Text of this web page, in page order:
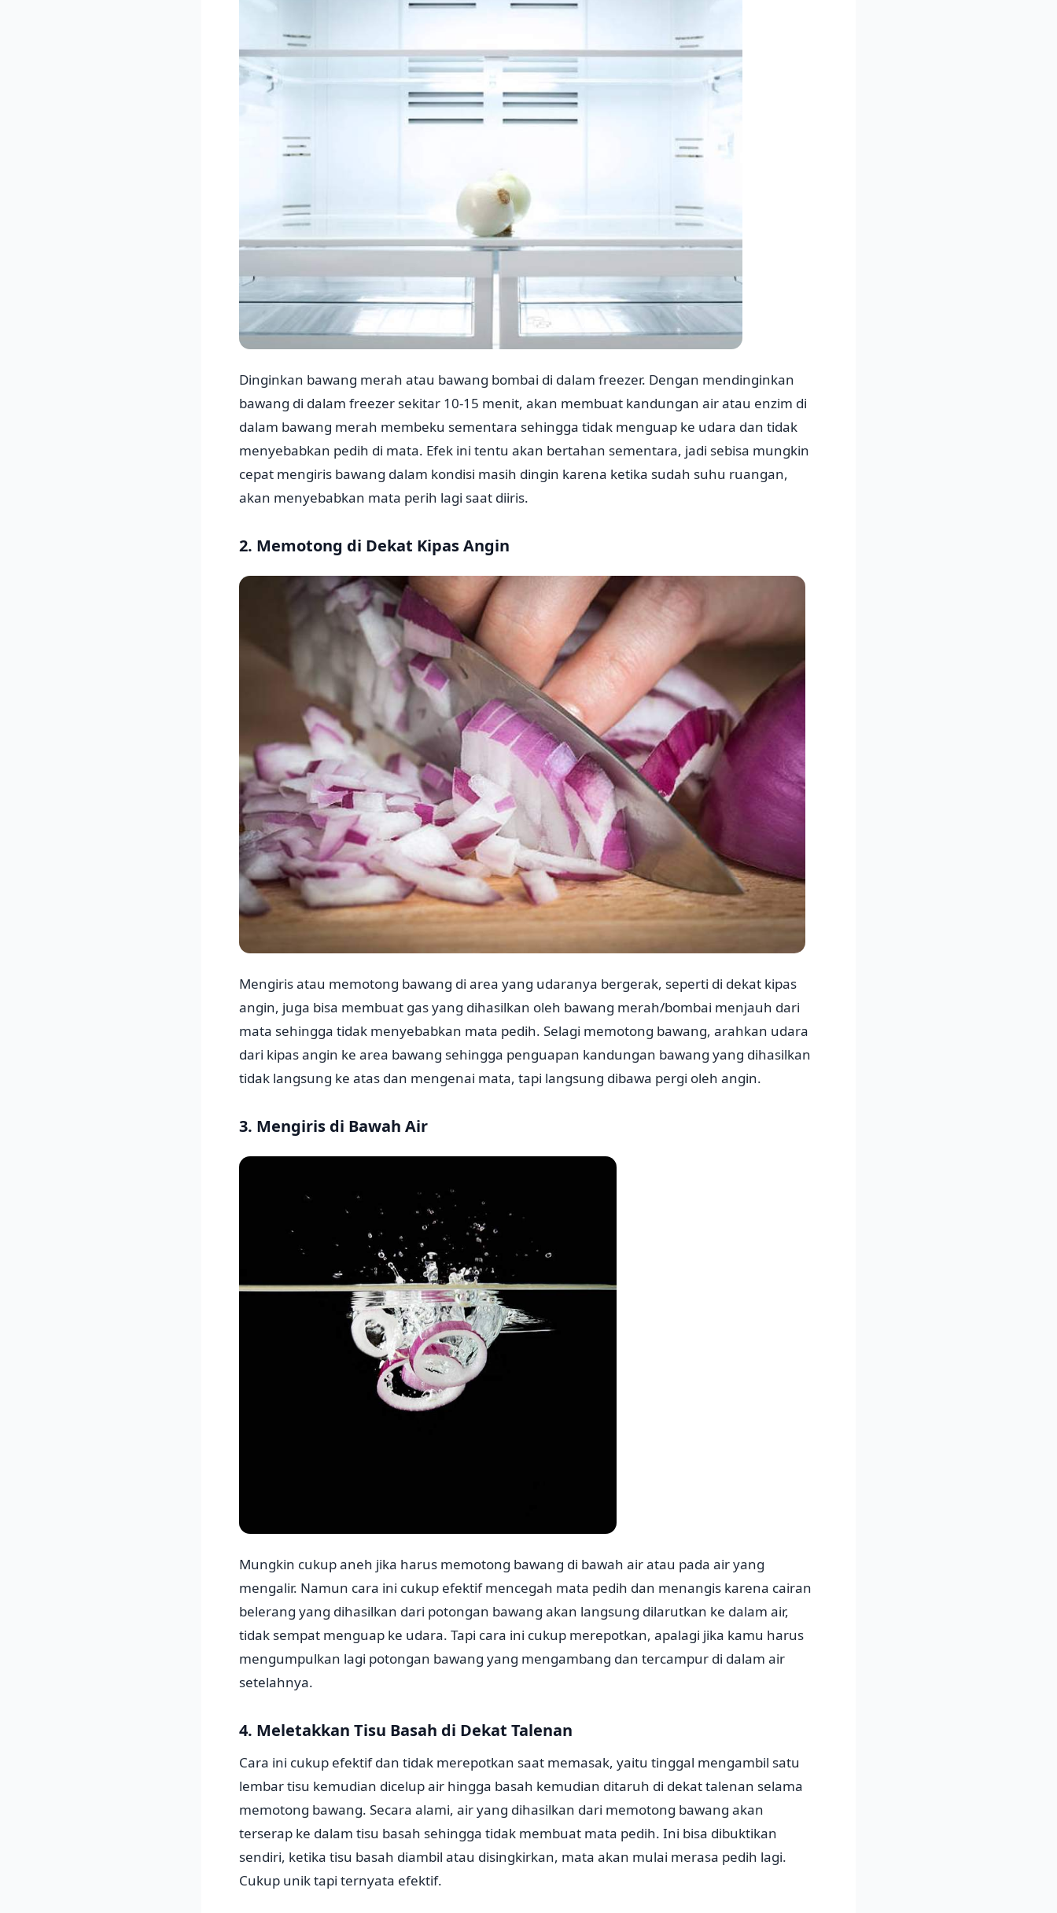
Dinginkan bawang merah atau bawang bombai di dalam freezer. Dengan mendinginkan
bawang di dalam freezer sekitar 10-15 menit, akan membuat kandungan air atau enzim di
dalam bawang merah membeku sementara sehingga tidak menguap ke udara dan tidak
menyebabkan pedih di mata. Efek ini tentu akan bertahan sementara, jadi sebisa mungkin
cepat mengiris bawang dalam kondisi masih dingin karena ketika sudah suhu ruangan,
akan menyebabkan mata perih lagi saat diiris.
2. Memotong di Dekat Kipas Angin
Mengiris atau memotong bawang di area yang udaranya bergerak, seperti di dekat kipas
angin, juga bisa membuat gas yang dihasilkan oleh bawang merah/bombai menjauh dari
mata sehingga tidak menyebabkan mata pedih. Selagi memotong bawang, arahkan udara
dari kipas angin ke area bawang sehingga penguapan kandungan bawang yang dihasilkan
tidak langsung ke atas dan mengenai mata, tapi langsung dibawa pergi oleh angin.
3. Mengiris di Bawah Air
Mungkin cukup aneh jika harus memotong bawang di bawah air atau pada air yang
mengalir. Namun cara ini cukup efektif mencegah mata pedih dan menangis karena cairan
belerang yang dihasilkan dari potongan bawang akan langsung dilarutkan ke dalam air,
tidak sempat menguap ke udara. Tapi cara ini cukup merepotkan, apalagi jika kamu harus
mengumpulkan lagi potongan bawang yang mengambang dan tercampur di dalam air
setelahnya.
4. Meletakkan Tisu Basah di Dekat Talenan
Cara ini cukup efektif dan tidak merepotkan saat memasak, yaitu tinggal mengambil satu
lembar tisu kemudian dicelup air hingga basah kemudian ditaruh di dekat talenan selama
memotong bawang. Secara alami, air yang dihasilkan dari memotong bawang akan
terserap ke dalam tisu basah sehingga tidak membuat mata pedih. Ini bisa dibuktikan
sendiri, ketika tisu basah diambil atau disingkirkan, mata akan mulai merasa pedih lagi.
Cukup unik tapi ternyata efektif.